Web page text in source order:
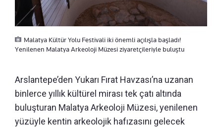
Malatya Kültür Yolu Festivali iki önemli açılışla başladı!
Yenilenen Malatya Arkeoloji Müzesi ziyaretçileriyle buluştu
Arslantepe’den Yukarı Fırat Havzası’na uzanan
binlerce yıllık kültürel mirası tek çatı altında
buluşturan Malatya Arkeoloji Müzesi, yenilenen
yüzüyle kentin arkeolojik hafızasını gelecek